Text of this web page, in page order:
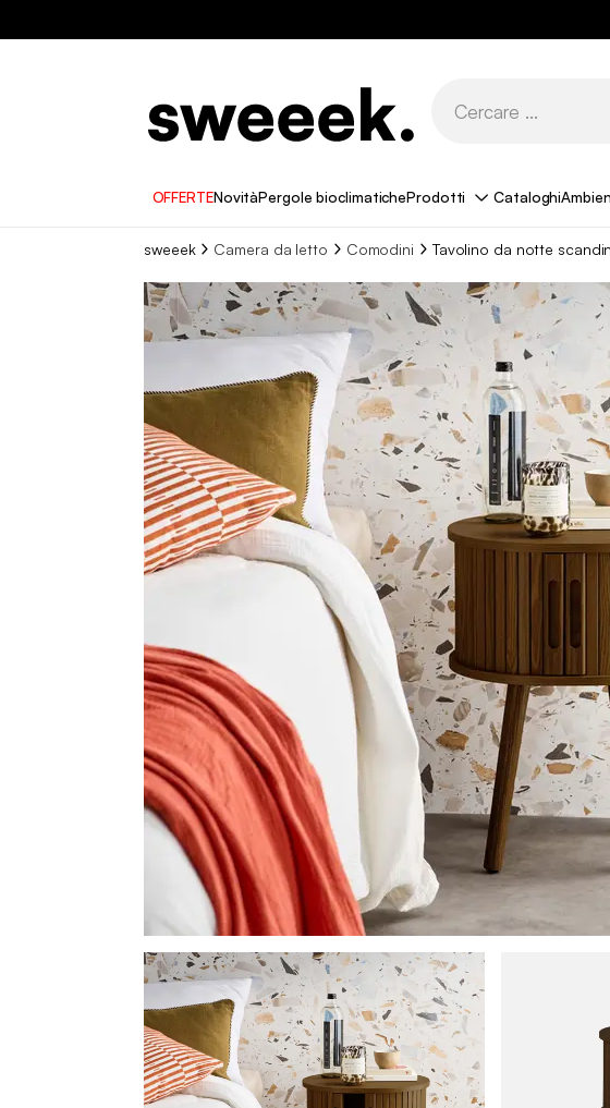
OFFERTENovitàPergole bioclimaticheProdotti Cataloghi
sweeek Camera da letto Comodini Tavolino da notte